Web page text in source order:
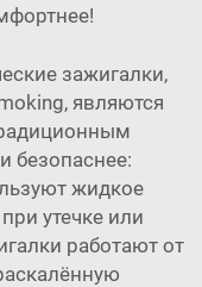
зажигалки,
являются
безопаснее:
жидкое
утечке или
работают от